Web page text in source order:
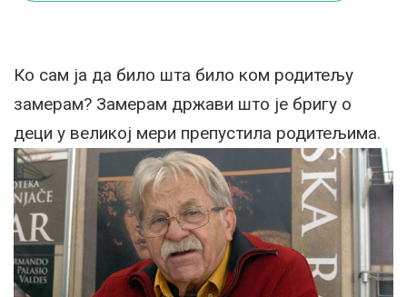
Ко сам ја да било шта било ком родитељу
замерам? Замерам држави што је бригу о
деци у великој мери препустила родитељима.